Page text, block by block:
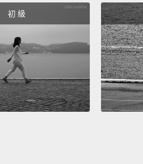
初 級